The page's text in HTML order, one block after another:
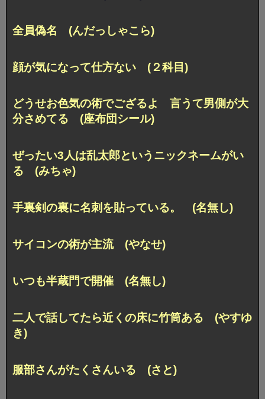
全員偽名 (んだっしゃこら)
顔が気になって仕方ない (２科目)
どうせお色気の術でござるよ 言うて男側が大
分さめてる (座布団シール)
ぜったい3人は乱太郎というニックネームがい
る (みちゃ)
手裏剣の裏に名刺を貼っている。 (名無し)
サイコンの術が主流 (やなせ)
いつも半蔵門で開催 (名無し)
二人で話してたら近くの床に竹筒ある (やすゆ
き)
服部さんがたくさんいる (さと)